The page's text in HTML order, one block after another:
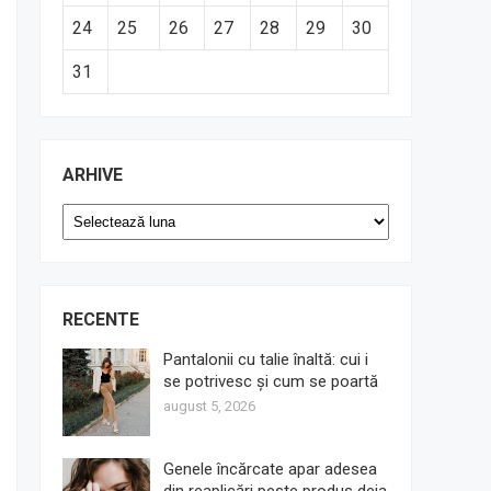
24 25 26 27 28 29 30
31
ARHIVE
Arhive
RECENTE
Pantalonii cu talie înaltă: cui i
se potrivesc și cum se poartă
august 5, 2026
Genele încărcate apar adesea